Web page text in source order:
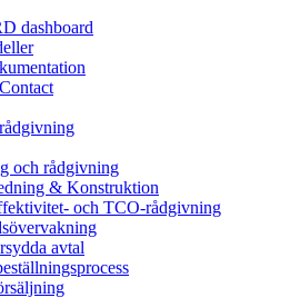
dashboard
och rådgivning
& Konstruktion
och TCO-rådgivning
avtal